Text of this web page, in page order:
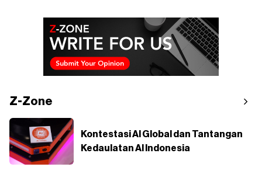
Z-Zone
Kontestasi AI Global dan Tantangan
Kedaulatan AI Indonesia